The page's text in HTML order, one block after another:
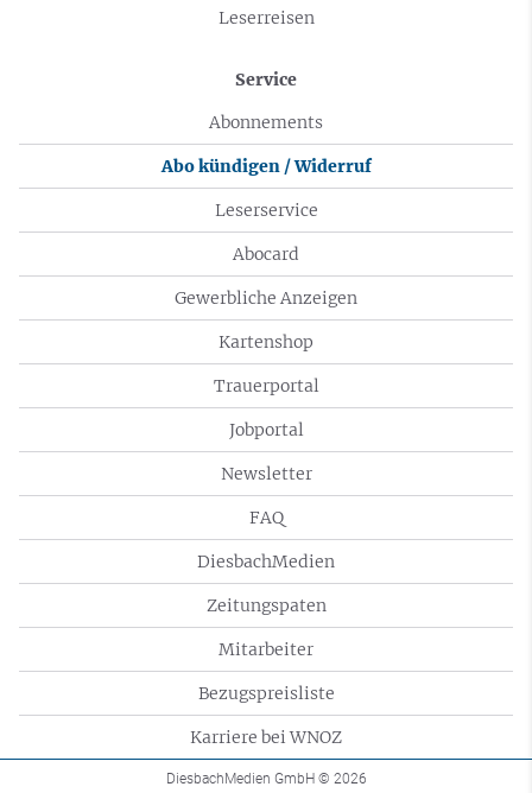
Leserreisen
Service
Abonnements
Abo kündigen / Widerruf
Leserservice
Abocard
Gewerbliche Anzeigen
Kartenshop
Trauerportal
Jobportal
Newsletter
FAQ
DiesbachMedien
Zeitungspaten
Mitarbeiter
Bezugspreisliste
Karriere bei WNOZ
DiesbachMedien GmbH © 2026